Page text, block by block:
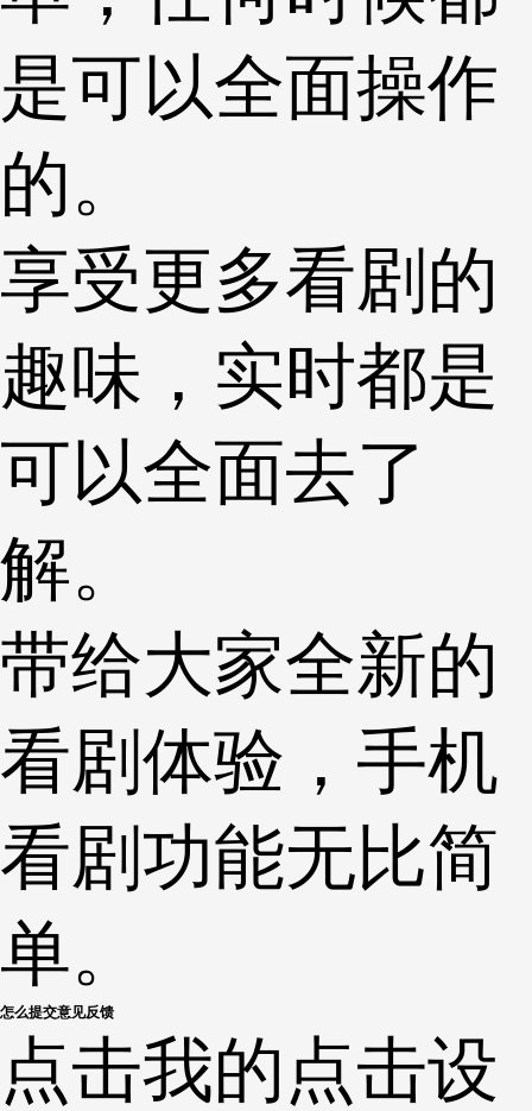
是可以全面操作
的。
享受更多看剧的
趣味，实时都是
可以全面去了
解。
带给大家全新的
看剧体验，手机
看剧功能无比简
单。
怎么提交意见反馈
点击我的点击设